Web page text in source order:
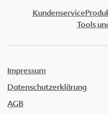
Kundenservice
Tools
Impressum
Datenschutzerklärung
AGB